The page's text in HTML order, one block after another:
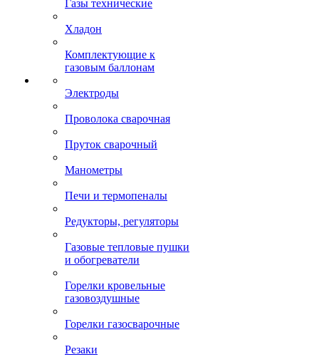
Газы технические
Хладон
Комплектующие к
газовым баллонам
Электроды
Проволока сварочная
Пруток сварочный
Манометры
Печи и термопеналы
Редукторы, регуляторы
Газовые тепловые пушки
и обогреватели
Горелки кровельные
газовоздушные
Горелки газосварочные
Резаки